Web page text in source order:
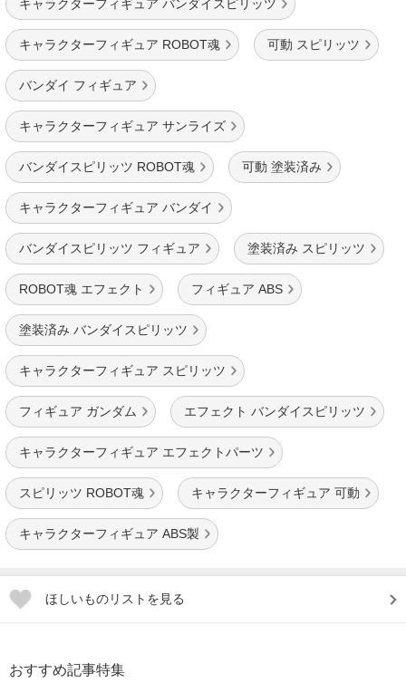
キャラクターフィギュア バンダイスピリッツ
キャラクターフィギュア ROBOT魂 可動 スピリッツ
バンダイ フィギュア
キャラクターフィギュア サンライズ
バンダイスピリッツ ROBOT魂 可動 塗装済み
キャラクターフィギュア バンダイ
バンダイスピリッツ フィギュア 塗装済み スピリッツ
ROBOT魂 エフェクト フィギュア ABS
塗装済み バンダイスピリッツ
キャラクターフィギュア スピリッツ
フィギュア ガンダム エフェクト バンダイスピリッツ
キャラクターフィギュア エフェクトパーツ
スピリッツ ROBOT魂 キャラクターフィギュア 可動
キャラクターフィギュア ABS製
ほしいものリストを見る
おすすめ記事特集